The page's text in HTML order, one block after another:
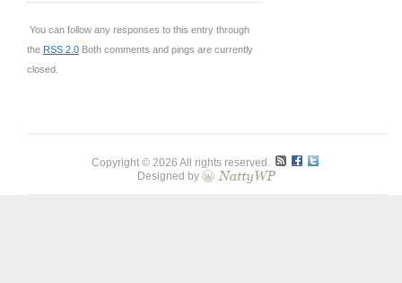
You can follow any responses to this entry through
the RSS 2.0 Both comments and pings are currently
closed.
Copyright © 2026 All rights reserved.
Designed by